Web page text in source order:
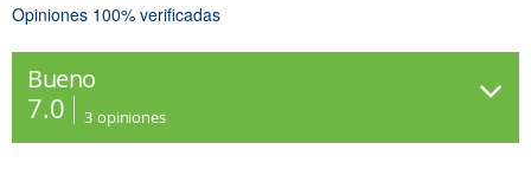
Opiniones 100% verificadas
Bueno
7.0 3 opiniones